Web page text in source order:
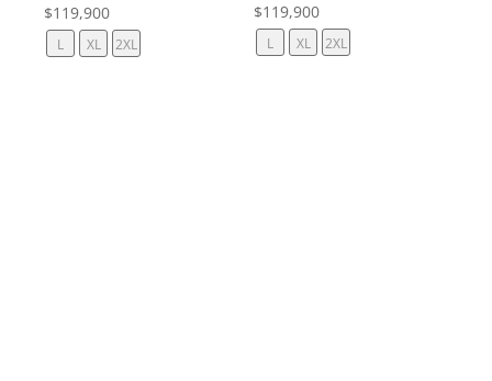
$119,900
L XL 2XL
$119,900
L XL 2XL